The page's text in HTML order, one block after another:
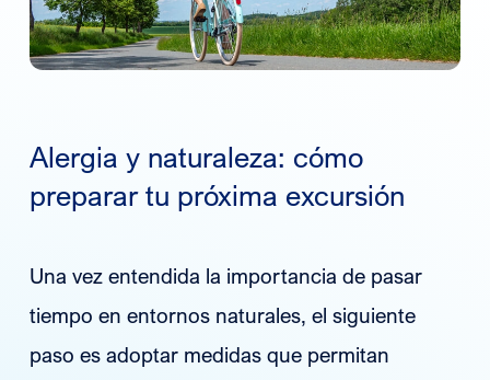
Alergia y naturaleza: cómo
preparar tu próxima excursión
Una vez entendida la importancia de pasar
tiempo en entornos naturales, el siguiente
paso es adoptar medidas que permitan